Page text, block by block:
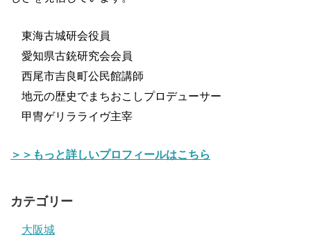
東海古城研会役員
愛知県古銃研究会会員
西尾市吉良町公民館講師
地元の歴史でまちおこしプロデューサー
甲冑ゲリラライヴ主宰
＞＞もっと詳しいプロフィールはこちら
カテゴリー
大阪城